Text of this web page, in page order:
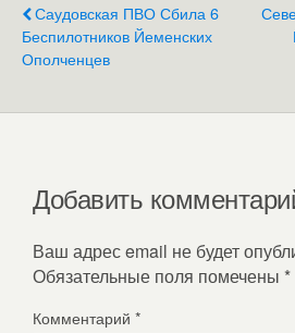
Саудовская ПВО Сбила 6
Беспилотников Йеменских
Ополченцев
Добавить
Ваш адрес email не будет
Обязательные поля помечены *
Комментарий *